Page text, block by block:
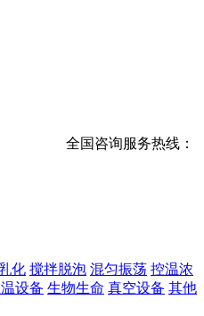
全国咨询服务热线：
化 搅拌脱泡 混匀振荡 控温浓
设备 生物生命 真空设备 其他